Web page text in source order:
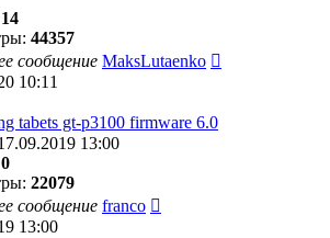
14
44357
сообщение MaksLutaenko
10:11
tabets gt-p3100 firmware 6.0
13:00
0
22079
сообщение franco
13:00